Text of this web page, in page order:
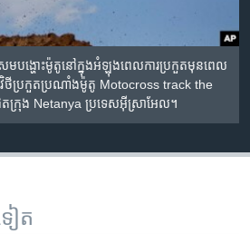
ម​បង្ហោះ​ម៉ូតូ​នៅ​ក្នុង​អំឡុងពេល​ការ​ប្រកួត​មុន​ពេល​
រ​វិថី​ប្រកួត​ប្រណាំង​ម៉ូតូ Motocross track the
ក្រុង Netanya ប្រទេស​អ៊ីស្រាអែល។
ៀត